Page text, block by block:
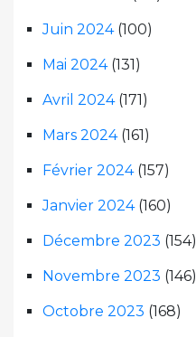
Juin 2024(100)
Mai 2024(131)
Avril 2024(171)
Mars 2024(161)
Février 2024(157)
Janvier 2024(160)
Décembre 2023 (154)
Novembre 2023 (146)
Octobre 2023 (168)